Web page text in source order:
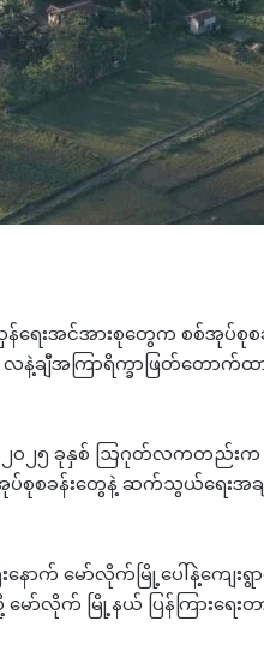
ရေးအင်အားစုတွေက စစ်အုပ်
ချီအကြာရိက္ခာဖြတ်တောက်
၂၀၂၅ ခုနှစ် ဩဂုတ်လကတည်
စုစခန်းတွေနဲ့ ဆက်သွယ်ရေးအခ
ာက် မော်လိုက်မြို့ပေါ်နဲ့ကျေးရွ
လိုက် မြို့နယ် ပြန်ကြားရေးတ